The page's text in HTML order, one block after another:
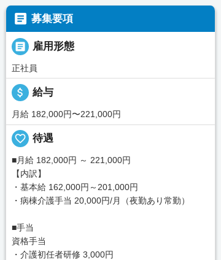
 募集要項
 雇用形態
正社員
attach_money 給与
月給 182,000円〜221,000円
favorite_border 待遇
■月給 182,000円 ～ 221,000円
【内訳】
・基本給 162,000円～201,000円
・病棟介護手当 20,000円/月（夜勤あり常勤）
■手当
資格手当
・介護初任者研修 3,000円